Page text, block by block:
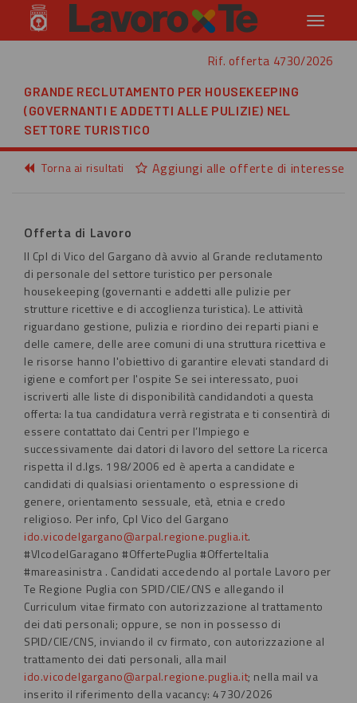
Toggle
Rif. offerta 4730/2026
GRANDE RECLUTAMENTO PER HOUSEKEEPING
(GOVERNANTI E ADDETTI ALLE PULIZIE) NEL
SETTORE TURISTICO
Torna ai risultati Aggiungi alle offerte di interesse
Offerta di Lavoro
Il CpI di Vico del Gargano dà avvio al Grande reclutamento
di personale del settore turistico per personale
housekeeping (governanti e addetti alle pulizie per
strutture ricettive e di accoglienza turistica). Le attività
riguardano gestione, pulizia e riordino dei reparti piani e
delle camere, delle aree comuni di una struttura ricettiva e
le risorse hanno l'obiettivo di garantire elevati standard di
igiene e comfort per l'ospite Se sei interessato, puoi
iscriverti alle liste di disponibilità candidandoti a questa
offerta: la tua candidatura verrà registrata e ti consentirà di
essere contattato dai Centri per l’Impiego e
successivamente dai datori di lavoro del settore La ricerca
rispetta il d.lgs. 198/2006 ed è aperta a candidate e
candidati di qualsiasi orientamento o espressione di
genere, orientamento sessuale, età, etnia e credo
religioso. Per info, CpI Vico del Gargano
ido.vicodelgargano@arpal.regione.puglia.it.
#VIcodelGaragano #OffertePuglia #OfferteItalia
#mareasinistra . Candidati accedendo al portale Lavoro per
Te Regione Puglia con SPID/CIE/CNS e allegando il
Curriculum vitae firmato con autorizzazione al trattamento
dei dati personali; oppure, se non in possesso di
SPID/CIE/CNS, inviando il cv firmato, con autorizzazione al
trattamento dei dati personali, alla mail
ido.vicodelgargano@arpal.regione.puglia.it; nella mail va
inserito il riferimento della vacancy: 4730/2026